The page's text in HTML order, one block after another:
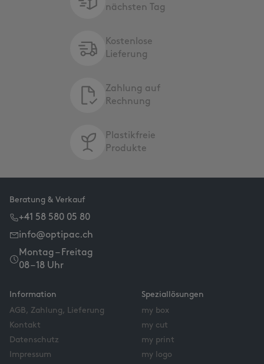
nächsten Tag
Kostenlose
Lieferung
Zahlung auf
Rechnung
Plastikfreie
Produkte
Beratung & Verkauf
+41 58 580 05 80
info@optipac.ch
Montag – Freitag
08 – 18 Uhr
Information
AGB, Zahlung, Lieferung
Kontakt
Datenschutz
Impressum
Speziallösungen
my box
my cut
my print
my logo